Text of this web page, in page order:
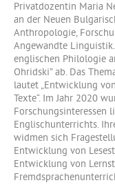
Privatdozentin Maria
an der Neuen
Anthropologie,
Angewandte
englischen Philologie
Ohridski” ab. Das
lautet „Entwicklung
Texte“. Im Jahr 2020
Forschungsinteressen
Englischunterrichts.
widmen sich
Entwicklung von
Entwicklung von